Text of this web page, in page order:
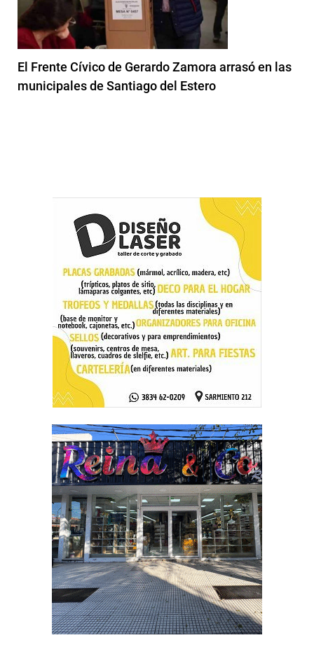
El Frente Cívico de Gerardo Zamora arrasó en las
municipales de Santiago del Estero